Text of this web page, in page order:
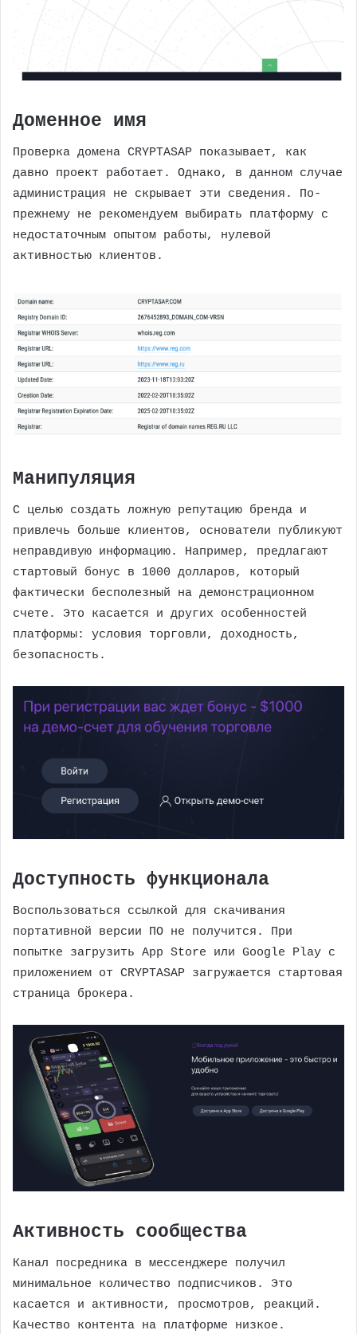
Доменное имя
Проверка домена CRYPTASAP показывает, как
давно проект работает. Однако, в данном случае
администрация не скрывает эти сведения. По-
прежнему не рекомендуем выбирать платформу с
недостаточным опытом работы, нулевой
активностью клиентов.
Манипуляция
С целью создать ложную репутацию бренда и
привлечь больше клиентов, основатели публикуют
неправдивую информацию. Например, предлагают
стартовый бонус в 1000 долларов, который
фактически бесполезный на демонстрационном
счете. Это касается и других особенностей
платформы: условия торговли, доходность,
безопасность.
Доступность функционала
Воспользоваться ссылкой для скачивания
портативной версии ПО не получится. При
попытке загрузить App Store или Google Play с
приложением от CRYPTASAP загружается стартовая
страница брокера.
Активность сообщества
Канал посредника в мессенджере получил
минимальное количество подписчиков. Это
касается и активности, просмотров, реакций.
Качество контента на платформе низкое.